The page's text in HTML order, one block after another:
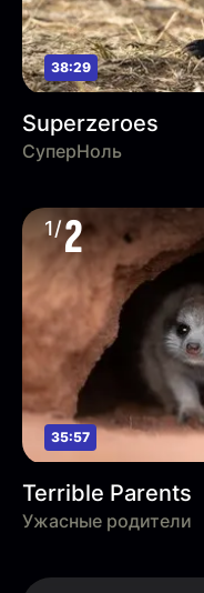
38:29
Superzeroes
СуперНоль
1/2
35:57
Terrible Parents
Ужасные родители